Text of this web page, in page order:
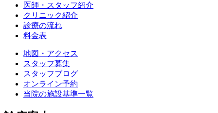
医師・スタッフ紹介
クリニック紹介
診療の流れ
料金表
地図・アクセス
スタッフ募集
スタッフブログ
オンライン予約
当院の施設基準一覧